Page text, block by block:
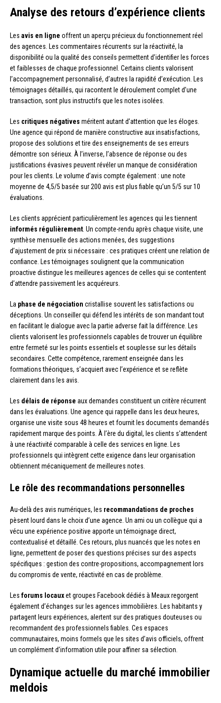
Analyse des retours d’expérience clients
Les avis en ligne offrent un aperçu précieux du fonctionnement réel
des agences. Les commentaires récurrents sur la réactivité, la
disponibilité ou la qualité des conseils permettent d’identifier les forces
et faiblesses de chaque professionnel. Certains clients valorisent
l’accompagnement personnalisé, d’autres la rapidité d’exécution. Les
témoignages détaillés, qui racontent le déroulement complet d’une
transaction, sont plus instructifs que les notes isolées.
Les critiques négatives méritent autant d’attention que les éloges.
Une agence qui répond de manière constructive aux insatisfactions,
propose des solutions et tire des enseignements de ses erreurs
démontre son sérieux. À l’inverse, l’absence de réponse ou des
justifications évasives peuvent révéler un manque de considération
pour les clients. Le volume d’avis compte également : une note
moyenne de 4,5/5 basée sur 200 avis est plus fiable qu’un 5/5 sur 10
évaluations.
Les clients apprécient particulièrement les agences qui les tiennent
informés régulièrement. Un compte-rendu après chaque visite, une
synthèse mensuelle des actions menées, des suggestions
d’ajustement de prix si nécessaire : ces pratiques créent une relation de
confiance. Les témoignages soulignent que la communication
proactive distingue les meilleures agences de celles qui se contentent
d’attendre passivement les acquéreurs.
La phase de négociation cristallise souvent les satisfactions ou
déceptions. Un conseiller qui défend les intérêts de son mandant tout
en facilitant le dialogue avec la partie adverse fait la différence. Les
clients valorisent les professionnels capables de trouver un équilibre
entre fermeté sur les points essentiels et souplesse sur les détails
secondaires. Cette compétence, rarement enseignée dans les
formations théoriques, s’acquiert avec l’expérience et se reflète
clairement dans les avis.
Les délais de réponse aux demandes constituent un critère récurrent
dans les évaluations. Une agence qui rappelle dans les deux heures,
organise une visite sous 48 heures et fournit les documents demandés
rapidement marque des points. À l’ère du digital, les clients s’attendent
à une réactivité comparable à celle des services en ligne. Les
professionnels qui intègrent cette exigence dans leur organisation
obtiennent mécaniquement de meilleures notes.
Le rôle des recommandations personnelles
Au-delà des avis numériques, les recommandations de proches
pèsent lourd dans le choix d’une agence. Un ami ou un collègue qui a
vécu une expérience positive apporte un témoignage direct,
contextualisé et détaillé. Ces retours, plus nuancés que les notes en
ligne, permettent de poser des questions précises sur des aspects
spécifiques : gestion des contre-propositions, accompagnement lors
du compromis de vente, réactivité en cas de problème.
Les forums locauxet groupes Facebook dédiés à Meaux regorgent
également d’échanges sur les agences immobilières. Les habitants y
partagent leurs expériences, alertent sur des pratiques douteuses ou
recommandent des professionnels fiables. Ces espaces
communautaires, moins formels que les sites d’avis officiels, offrent
un complément d’information utile pour affiner sa sélection.
Dynamique actuelle du marché immobilier
meldois